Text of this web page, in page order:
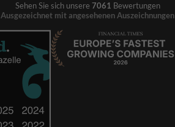
Sehen Sie sich unsere 7061 Bewertungen
Ausgezeichnet mit angesehenen Auszeichnungen